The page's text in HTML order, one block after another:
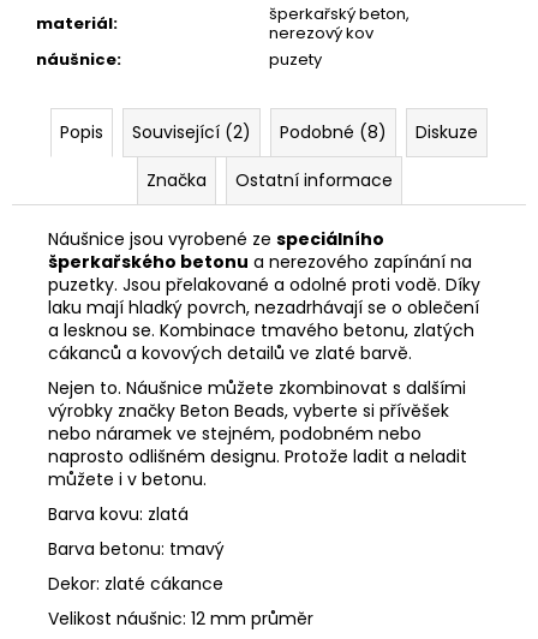
materiál:
šperkařský beton,
nerezový kov
náušnice: puzety
Popis Související (2) Podobné (8)
Diskuze
Značka
Ostatní informace
Náušnice jsou vyrobené ze speciálního
šperkařského betonu a nerezového zapínání na
puzetky. Jsou přelakované a odolné proti vodě. Díky
laku mají hladký povrch, nezadrhávají se o oblečení
a lesknou se. Kombinace tmavého betonu, zlatých
cákanců a kovových detailů ve zlaté barvě.
Nejen to. Náušnice můžete zkombinovat s dalšími
výrobky značky Beton Beads, vyberte si přívěšek
nebo náramek ve stejném, podobném nebo
naprosto odlišném designu. Protože ladit a neladit
můžete i v betonu.
Barva kovu: zlatá
Barva betonu: tmavý
Dekor: zlaté cákance
Velikost náušnic: 12 mm průměr